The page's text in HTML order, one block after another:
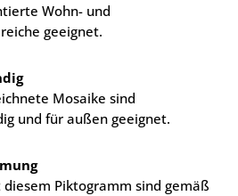
Wohn- und
geeignet.
Mosaike sind
und für außen geeignet.
Piktogramm sind gemäß